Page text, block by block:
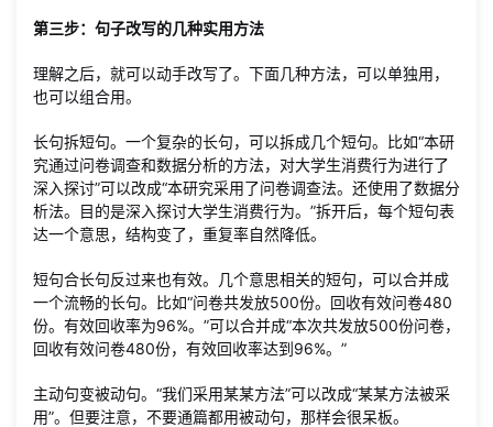
第三步：句子改写的几种实用方法
理解之后，就可以动手改写了。下面几种方法，可以单独用，
也可以组合用。
长句拆短句。一个复杂的长句，可以拆成几个短句。比如“本研
究通过问卷调查和数据分析的方法，对大学生消费行为进行了
深入探讨”可以改成“本研究采用了问卷调查法。还使用了数据分
析法。目的是深入探讨大学生消费行为。”拆开后，每个短句表
达一个意思，结构变了，重复率自然降低。
短句合长句反过来也有效。几个意思相关的短句，可以合并成
一个流畅的长句。比如“问卷共发放500份。回收有效问卷480
份。有效回收率为96%。”可以合并成“本次共发放500份问卷，
回收有效问卷480份，有效回收率达到96%。”
主动句变被动句。“我们采用某某方法”可以改成“某某方法被采
用”。但要注意，不要通篇都用被动句，那样会很呆板。